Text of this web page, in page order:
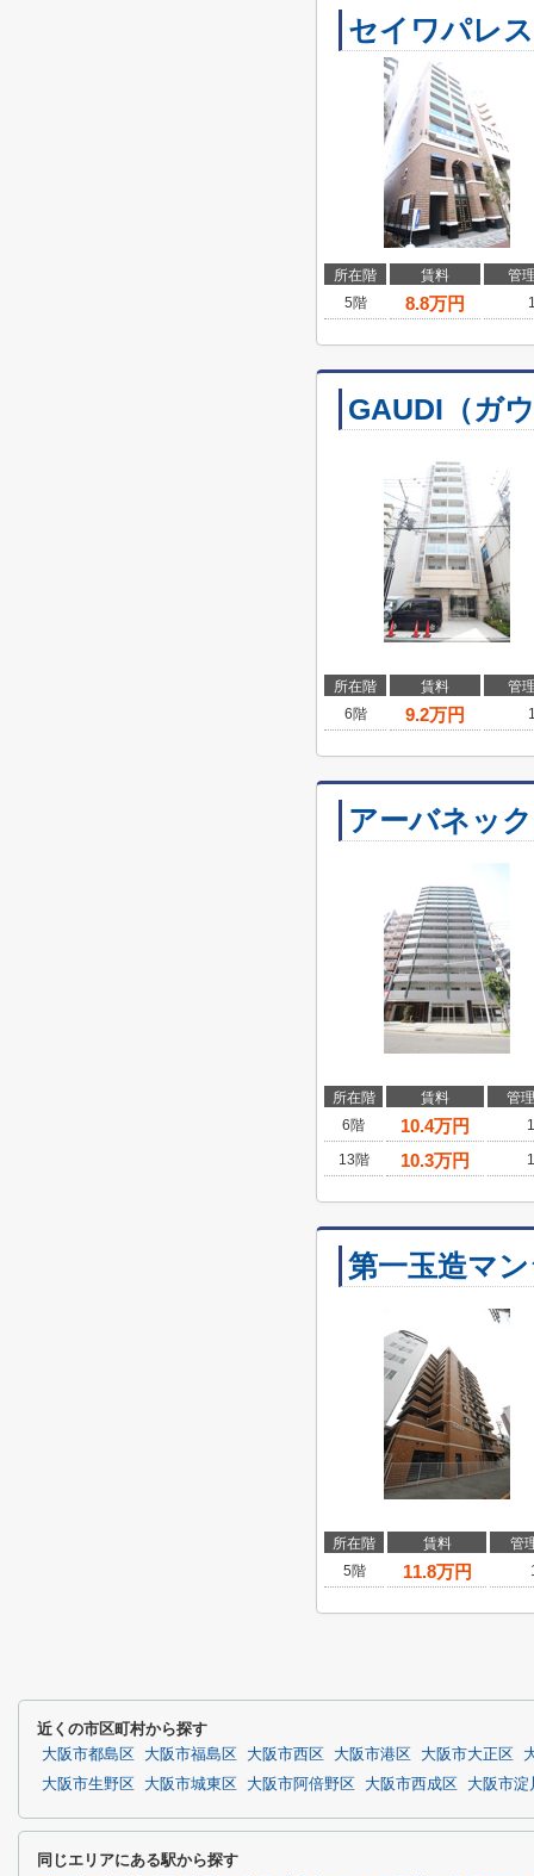
セイワパレ
所在階 賃料
管
5階
8.8万円
GAUDI（ガ
所在階 賃料
管
6階
9.2万円
アーバネッ
所在階 賃料
管
6階
10.4万円
13階 10.3万円
第一玉造マ
所在階 賃料
管
5階
11.8万円
近くの市区町村から探す
大阪市都島区 大阪市福島区 大阪市西区 大阪市港区 大阪市大正区
大阪市生野区
大阪市城東区 大阪市阿倍野区 大阪市西成区 大阪市淀
同じエリアにある駅から探す